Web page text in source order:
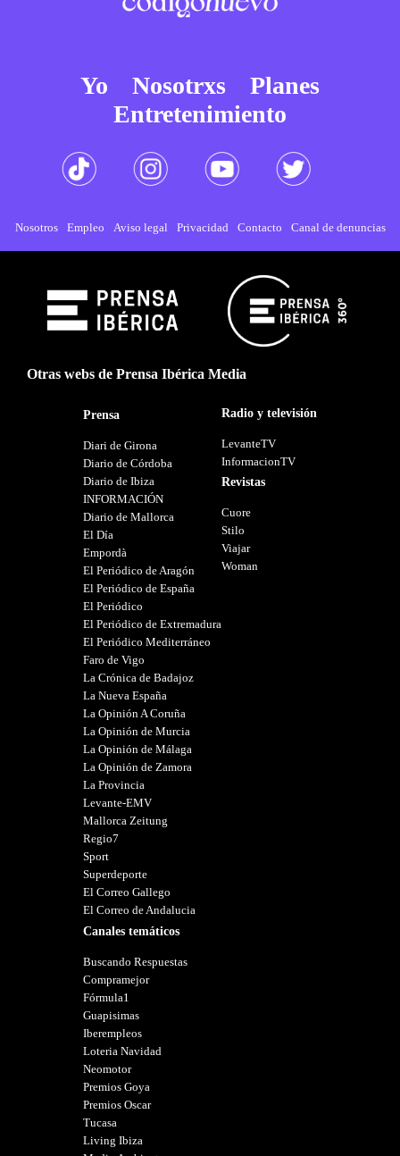
Yo Nosotrxs
Planes
Entretenimiento
Nosotros Empleo Aviso legal Privacidad Contacto Canal de denuncias
Otras webs de Prensa Ibérica Media
Prensa
Diari de Girona
Diario de Córdoba
Diario de Ibiza
INFORMACIÓN
Diario de Mallorca
El Día
Empordà
El Periódico de Aragón
El Periódico de España
El Periódico
El Periódico de Extremadura
El Periódico Mediterráneo
Faro de Vigo
La Crónica de Badajoz
La Nueva España
La Opinión A Coruña
La Opinión de Murcia
La Opinión de Málaga
La Opinión de Zamora
La Provincia
Levante-EMV
Mallorca Zeitung
Regio7
Sport
Superdeporte
El Correo Gallego
El Correo de Andalucia
Canales temáticos
Buscando Respuestas
Compramejor
Fórmula1
Guapisimas
Iberempleos
Loteria Navidad
Neomotor
Premios Goya
Premios Oscar
Tucasa
Living Ibiza
Radio y televisión
LevanteTV
InformacionTV
Revistas
Cuore
Stilo
Viajar
Woman